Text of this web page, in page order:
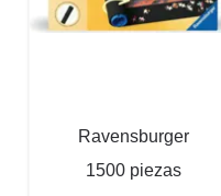
Ravensburger
1500 piezas